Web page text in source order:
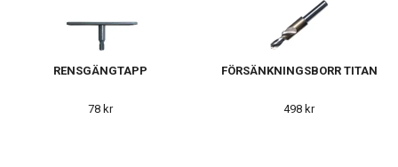
RENSGÄNGTAPP
78 kr
FÖRSÄNKNINGSBORR TITAN
498 kr